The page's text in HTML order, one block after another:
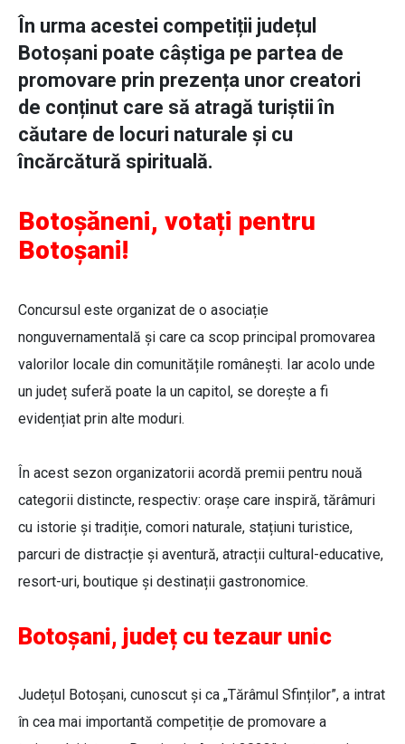
În urma acestei competiții județul
Botoșani poate câștiga pe partea de
promovare prin prezența unor creatori
de conținut care să atragă turiștii în
căutare de locuri naturale și cu
încărcătură spirituală.
Botoșăneni, votați pentru
Botoșani!
Concursul este organizat de o asociație
nonguvernamentală și care ca scop principal promovarea
valorilor locale din comunitățile românești. Iar acolo unde
un județ suferă poate la un capitol, se dorește a fi
evidențiat prin alte moduri.
În acest sezon organizatorii acordă premii pentru nouă
categorii distincte, respectiv: orașe care inspiră, tărâmuri
cu istorie și tradiție, comori naturale, stațiuni turistice,
parcuri de distracție și aventură, atracții cultural-educative,
resort-uri, boutique și destinații gastronomice.
Botoșani, județ cu tezaur unic
Județul Botoșani, cunoscut și ca „Tărâmul Sfinților”, a intrat
în cea mai importantă competiție de promovare a